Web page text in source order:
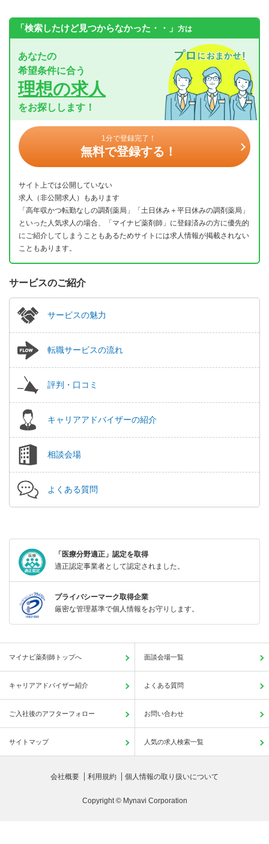
「検索したけど見つからなかった・・」 方は
あなたの
希望条件に合う
理想の求人
をお探しします！
1分で登録完了！
無料で登録する！
サイト上では公開していない
求人（非公開求人）もあります
「高年収かつ転勤なしの調剤薬局」「土日休み＋平日休みの調剤薬局」
といった人気求人の場合、「マイナビ薬剤師」に登録済みの方に優先的
にご紹介してしまうこともあるためサイトには求人情報が掲載されない
こともあります。
サービスのご紹介
サービスの魅力
転職サービスの流れ
評判・口コミ
キャリアアドバイザーの紹介
相談会場
よくある質問
「医療分野適正」認定を取得
適正認定事業者として認定されました。
プライバシーマーク取得企業
厳密な管理基準で個人情報をお守りします。
マイナビ薬剤師トップへ 面談会場一覧
キャリアアドバイザー紹介 よくある質問
ご入社後のアフターフォロー お問い合わせ
サイトマップ 人気の求人検索一覧
会社概要 利用規約 個人情報の取り扱いについて
Copyright © Mynavi Corporation